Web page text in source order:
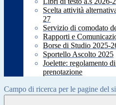
Scelta attività
27
Servizio di comodato
Rapporti e
Borse di Studio 2025-
Sportello Ascolto 2025
Joelette: regolamento
prenotazione
Campo di ricerca per le pagine del